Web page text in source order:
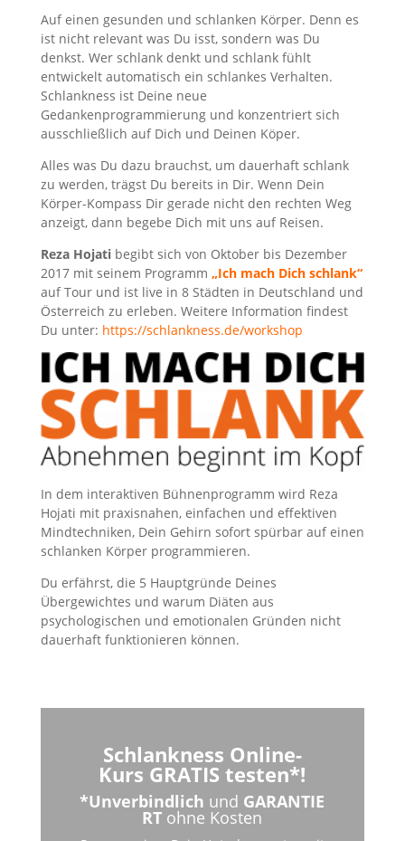
Auf einen gesunden und schlanken Körper. Denn es
ist nicht relevant was Du isst, sondern was Du
denkst. Wer schlank denkt und schlank fühlt
entwickelt automatisch ein schlankes Verhalten.
Schlankness ist Deine neue
Gedankenprogrammierung und konzentriert sich
ausschließlich auf Dich und Deinen Köper.
Alles was Du dazu brauchst, um dauerhaft schlank
zu werden, trägst Du bereits in Dir. Wenn Dein
Körper-Kompass Dir gerade nicht den rechten Weg
anzeigt, dann begebe Dich mit uns auf Reisen.
Reza Hojatibegibt sich von Oktober bis Dezember
2017 mit seinem Programm „Ich mach Dich schlank“
auf Tour und ist live in 8 Städten in Deutschland und
Österreich zu erleben. Weitere Information findest
Du unter: https://schlankness.de/workshop
In dem interaktiven Bühnenprogramm wird Reza
Hojati mit praxisnahen, einfachen und effektiven
Mindtechniken, Dein Gehirn sofort spürbar auf einen
schlanken Körper programmieren.
Du erfährst, die 5 Hauptgründe Deines
Übergewichtes und warum Diäten aus
psychologischen und emotionalen Gründen nicht
dauerhaft funktionieren können.
Schlankness Online-
Kurs GRATIS testen*!
*Unverbindlich und GARANTIE
RT ohne Kosten